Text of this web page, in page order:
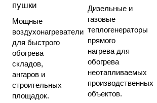
пушки
Мощные
воздухонагреватели
для быстрого
обогрева
складов,
ангаров и
строительных
площадок.
Дизельные и
газовые
теплогенераторы
прямого
нагрева для
обогрева
неотапливаемых
производственных
объектов.